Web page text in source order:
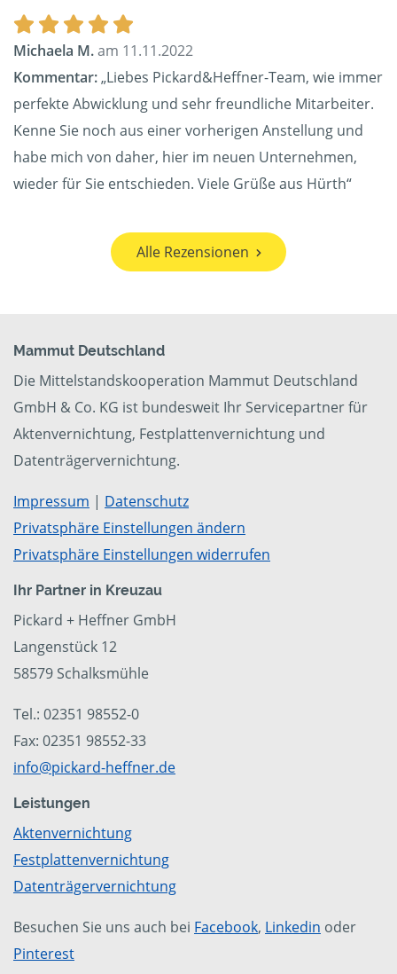
Michaela M.am 11.11.2022
Kommentar:„Liebes Pickard&Heffner-Team, wie immer
perfekte Abwicklung und sehr freundliche Mitarbeiter.
Kenne Sie noch aus einer vorherigen Anstellung und
habe mich von daher, hier im neuen Unternehmen,
wieder für Sie entschieden. Viele Grüße aus Hürth“
Alle Rezensionen
Mammut Deutschland
Die Mittelstandskooperation Mammut Deutschland
GmbH & Co. KG ist bundesweit Ihr Servicepartner für
Aktenvernichtung, Festplattenvernichtung und
Datenträgervernichtung.
Impressum | Datenschutz
Privatsphäre Einstellungen ändern
Privatsphäre Einstellungen widerrufen
Ihr Partner in Kreuzau
Pickard + Heffner GmbH
Langenstück 12
58579 Schalksmühle
Tel.: 02351 98552-0
Fax: 02351 98552-33
info@pickard-heffner.de
Leistungen
Aktenvernichtung
Festplattenvernichtung
Datenträgervernichtung
Besuchen Sie uns auch bei Facebook, Linkedin oder
Pinterest